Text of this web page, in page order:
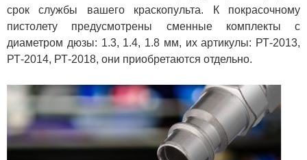
срок службы вашего краскопульта. К покрасочному
пистолету предусмотрены сменные комплекты с
диаметром дюзы: 1.3, 1.4, 1.8 мм, их артикулы: РТ-2013,
РТ-2014, РТ-2018, они приобретаются отдельно.